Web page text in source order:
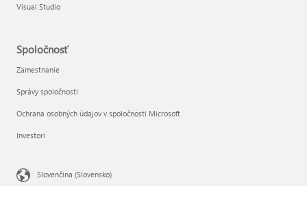
Visual Studio
Spoločnosť
Zamestnanie
Správy spoločnosti
Ochrana osobných údajov v spoločnosti Microsoft
Investori
Slovenčina (Slovensko)